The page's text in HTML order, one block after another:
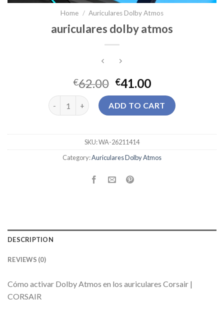
Home / Auriculares Dolby Atmos
auriculares dolby atmos
€62.00 €41.00
auriculares dolby atmos quantity
ADD TO CART
SKU:WA-26211414
Category:Auriculares Dolby Atmos
DESCRIPTION
REVIEWS (0)
Cómo activar Dolby Atmos en los auriculares Corsair |
CORSAIR